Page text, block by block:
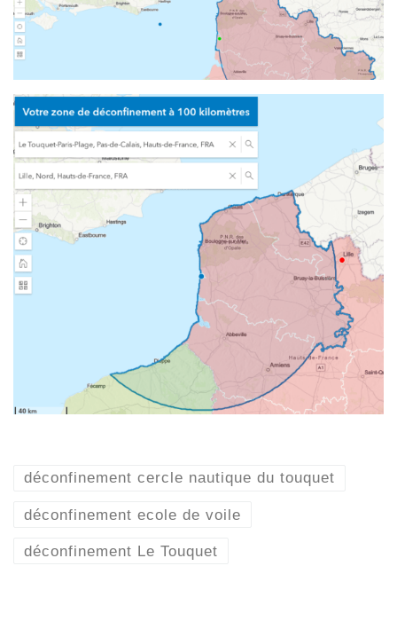
déconfinement cercle nautique du touquet
déconfinement ecole de voile
déconfinement Le Touquet